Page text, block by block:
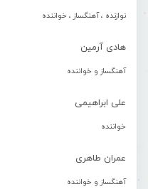
نوازنده ، آهنگساز ، خواننده
هادی آرمین
آهنگساز و خواننده
علی ابراهیمی
خواننده
عمران طاهری
آهنگساز و خواننده